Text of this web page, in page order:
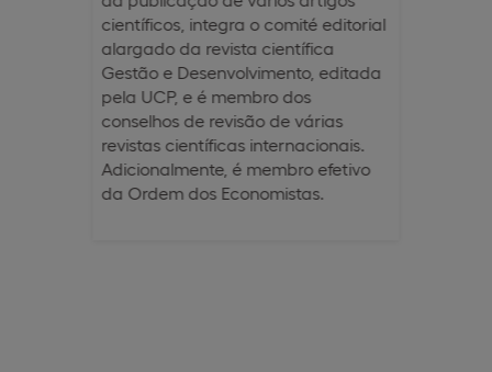
científicos, integra o comité editorial
alargado da revista científica
Gestão e Desenvolvimento, editada
pela UCP, e é membro dos
conselhos de revisão de várias
revistas científicas internacionais.
Adicionalmente, é membro efetivo
da Ordem dos Economistas.​